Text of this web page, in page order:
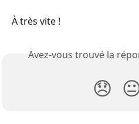
À très vite !
Avez-vous trouvé la
😞